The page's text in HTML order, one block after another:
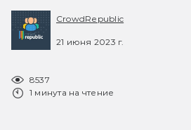
CrowdRepublic
21 июня 2023 г.
8537
1 минута на чтение